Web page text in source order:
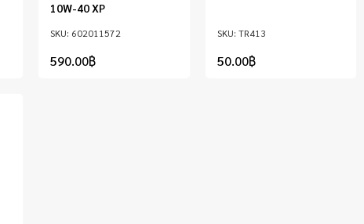
602011572
10W-40 XP
590.00฿
TR413
50.00฿